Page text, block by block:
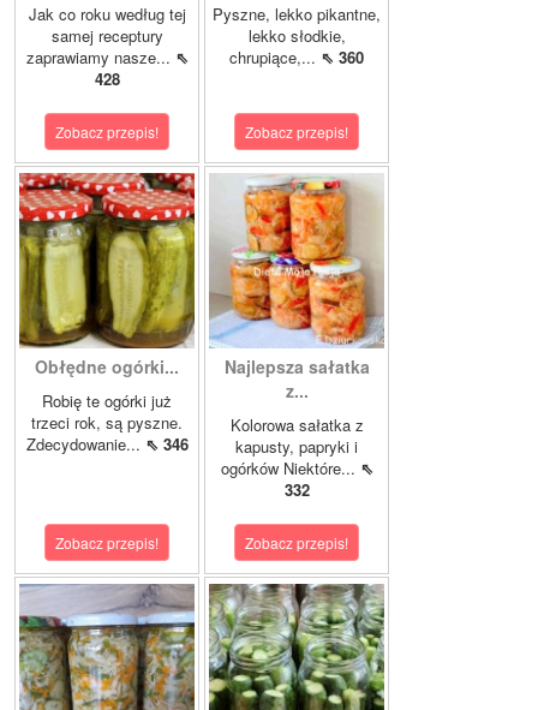
Jak co roku według tej
samej receptury
zaprawiamy nasze... ⇖
428
Zobacz przepis!
Pyszne, lekko pikantne,
lekko słodkie,
chrupiące,... ⇖ 360
Zobacz przepis!
Obłędne ogórki...
Robię te ogórki już
trzeci rok, są pyszne.
Zdecydowanie... ⇖ 346
Zobacz przepis!
Najlepsza sałatka
z...
Kolorowa sałatka z
kapusty, papryki i
ogórków Niektóre... ⇖
332
Zobacz przepis!